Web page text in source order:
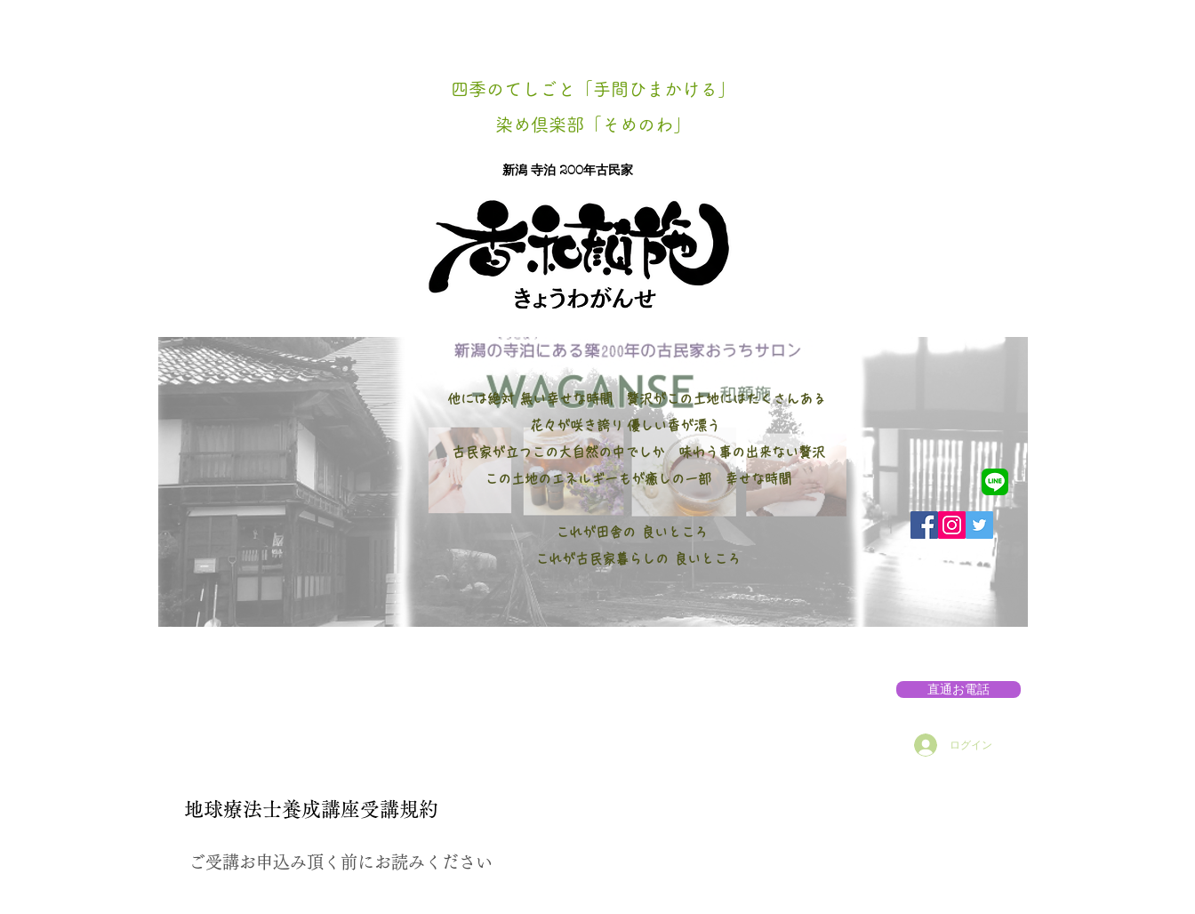
四季のてしごと「手間ひまかける」
染め倶楽部「そめのわ」
新潟 寺泊 200年​古民家
他には絶対 無い幸せな時間 贅沢がこの土地にはたくさんある
花々が咲き誇り 優しい香が漂う
古民家が立つこの大自然の中でしか 味わう事の出来ない贅沢
この土地のエネルギーもが癒しの一部 幸せな時間
これが田舎の 良いところ
これが古民家暮らしの 良いところ
直通お電話
ログイン
地球療法士養成講座​受講規約
ご受講お申込み頂く前にお読みください